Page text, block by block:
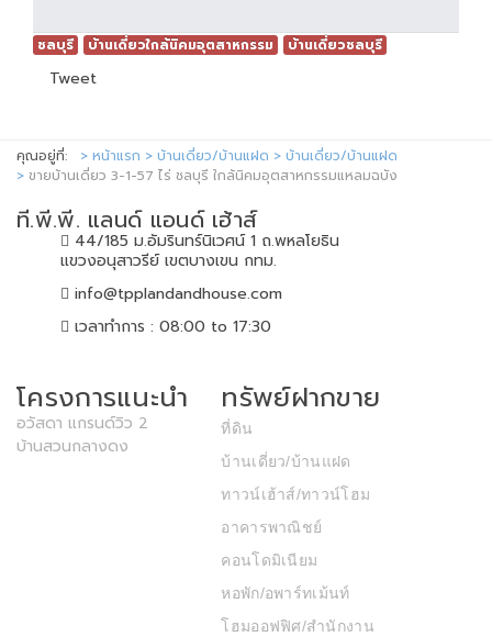
ชลบุรี บ้านเดี่ยวใกล้นิคมอุตสาหกรรม บ้านเดี่ยวชลบุรี
Tweet
คุณอยู่ที่: หน้าแรก บ้านเดี่ยว/บ้านแฝด
บ้านเดี่ยว/บ้านแฝด
ขายบ้านเดี่ยว 3-1-57 ไร่ ชลบุรี ใกล้นิคมอุตสาหกรรมแหลมฉบัง
ที.พี.พี. แลนด์ แอนด์ เฮ้าส์
44/185 ม.อัมรินทร์นิเวศน์ 1 ถ.พหลโยธิน
แขวงอนุสาวรีย์ เขตบางเขน กทม.
info@tpplandandhouse.com
เวลาทำการ : 08:00 to 17:30
โครงการแนะนำ
อวัสดา แกรนด์วิว 2
บ้านสวนกลางดง
ทรัพย์ฝากขาย
ที่ดิน
บ้านเดี่ยว/บ้านแฝด
ทาวน์เฮ้าส์/ทาวน์โฮม
อาคารพาณิชย์
คอนโดมิเนียม
หอพัก/อพาร์ทเม้นท์
โฮมออฟฟิศ/สำนักงาน